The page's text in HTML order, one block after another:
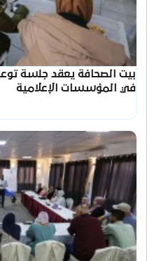
بيت الصحافة يعقد جلسة
في المؤسسات الإعلامية